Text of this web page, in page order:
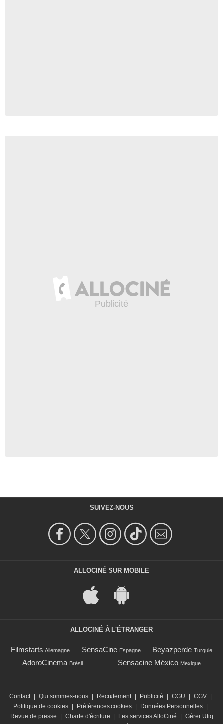
SUIVEZ-NOUS
ALLOCINÉ SUR MOBILE
ALLOCINÉ À L'ÉTRANGER
Filmstarts Allemagne SensaCine Espagne Beyazperde Turquie
AdoroCinema Brésil Sensacine México Mexique
Contact Qui sommes-nous Recrutement Publicité CGU CGV
Politique de cookies
Préférences cookies Données Personnelles
Revue de presse
Charte d'écriture Les services AlloCiné
Gérer Utiq